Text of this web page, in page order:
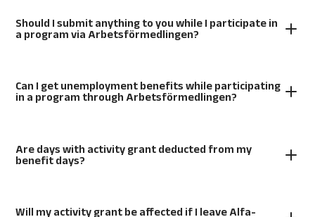
Should I submit anything to you while I participate in
a program via Arbetsförmedlingen?
Can I get unemployment benefits while participating
in a program through Arbetsförmedlingen?
Are days with activity grant deducted from my
benefit days?
Will my activity grant be affected if I leave Alfa-